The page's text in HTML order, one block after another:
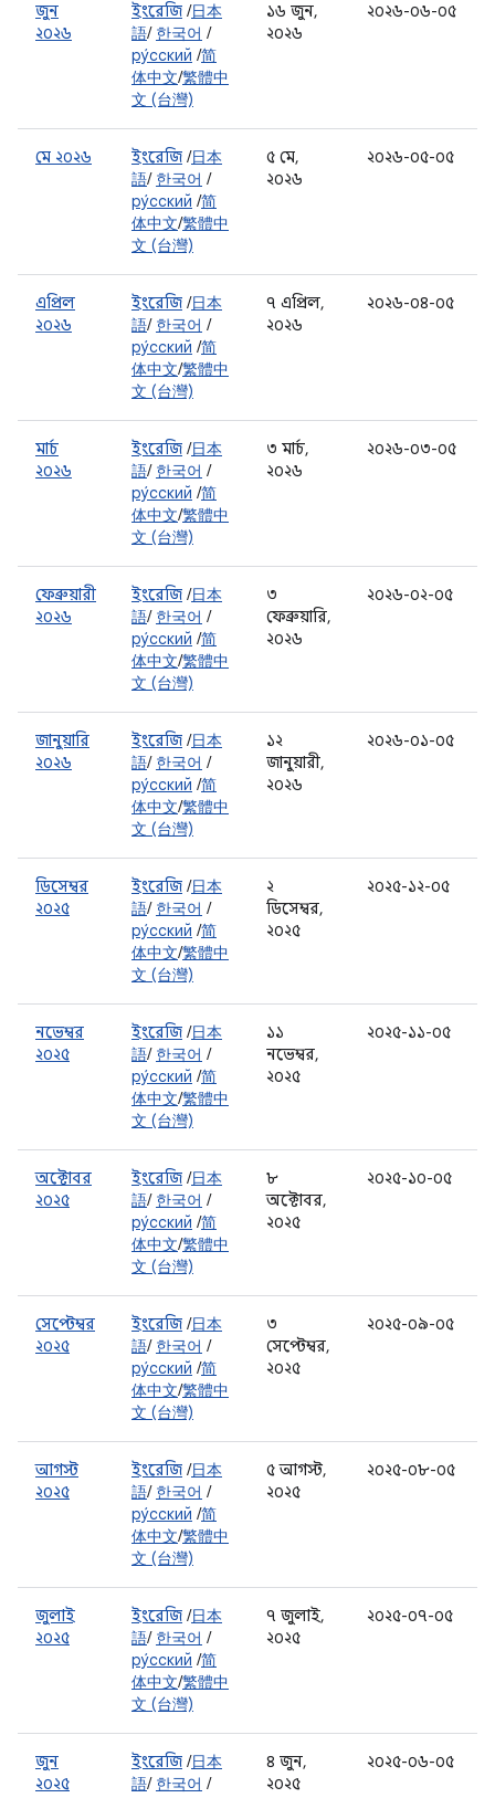
জুন
২০২৬
ইংরেজি /日本
語/ 한국어 /
ру́сский /简
体中文/繁體中
文 (台灣)
১৬ জুন,
২০২৬
২০২৬-০৬-০৫
মে ২০২৬ ইংরেজি /日本
語/ 한국어 /
ру́сский /简
体中文/繁體中
文 (台灣)
৫ মে,
২০২৬
২০২৬-০৫-০৫
এপ্রিল
২০২৬
ইংরেজি /日本
語/ 한국어 /
ру́сский /简
体中文/繁體中
文 (台灣)
৭ এপ্রিল,
২০২৬
২০২৬-০৪-০৫
মার্চ
২০২৬
ইংরেজি /日本
語/ 한국어 /
ру́сский /简
体中文/繁體中
文 (台灣)
৩ মার্চ,
২০২৬
২০২৬-০৩-০৫
ফেব্রুয়ারী
২০২৬
ইংরেজি /日本
語/ 한국어 /
ру́сский /简
体中文/繁體中
文 (台灣)
৩
ফেব্রুয়ারি,
২০২৬
২০২৬-০২-০৫
জানুয়ারি
২০২৬
ইংরেজি /日本
語/ 한국어 /
ру́сский /简
体中文/繁體中
文 (台灣)
১২
জানুয়ারী,
২০২৬
২০২৬-০১-০৫
ডিসেম্বর
২০২৫
ইংরেজি /日本
語/ 한국어 /
ру́сский /简
体中文/繁體中
文 (台灣)
২
ডিসেম্বর,
২০২৫
২০২৫-১২-০৫
নভেম্বর
২০২৫
ইংরেজি /日本
語/ 한국어 /
ру́сский /简
体中文/繁體中
文 (台灣)
১১
নভেম্বর,
২০২৫
২০২৫-১১-০৫
অক্টোবর
২০২৫
ইংরেজি /日本
語/ 한국어 /
ру́сский /简
体中文/繁體中
文 (台灣)
৮
অক্টোবর,
২০২৫
২০২৫-১০-০৫
সেপ্টেম্বর
২০২৫
ইংরেজি /日本
語/ 한국어 /
ру́сский /简
体中文/繁體中
文 (台灣)
৩
সেপ্টেম্বর,
২০২৫
২০২৫-০৯-০৫
আগস্ট
২০২৫
ইংরেজি /日本
語/ 한국어 /
ру́сский /简
体中文/繁體中
文 (台灣)
৫ আগস্ট,
২০২৫
২০২৫-০৮-০৫
জুলাই
২০২৫
ইংরেজি /日本
語/ 한국어 /
ру́сский /简
体中文/繁體中
文 (台灣)
৭ জুলাই,
২০২৫
২০২৫-০৭-০৫
জুন
২০২৫
ইংরেজি /日本
語/ 한국어 /
৪ জুন,
২০২৫
২০২৫-০৬-০৫